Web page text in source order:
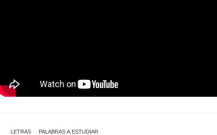
LETRAS PALABRAS A ESTUDIAR